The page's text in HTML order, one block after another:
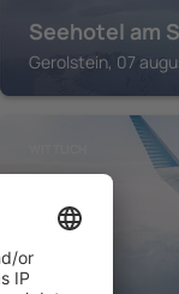
Seehotel am
Gerolstein, 07